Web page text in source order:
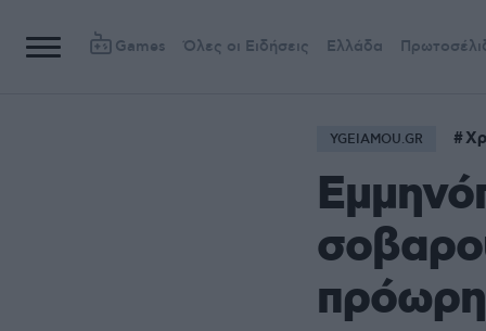
Games Όλες οι Ειδήσεις Ελλάδα
YGEIAMOU.GR
πρόωρη